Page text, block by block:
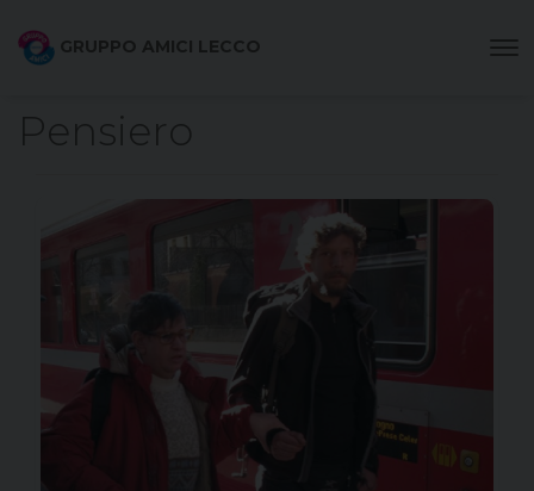
GRUPPO AMICI LECCO
Pensiero